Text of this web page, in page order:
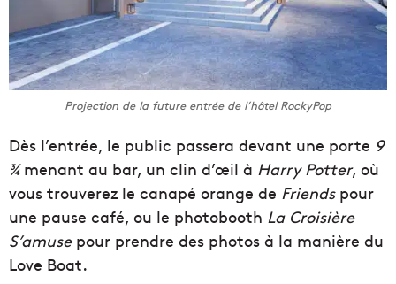
Projection de la future entrée de l’hôtel RockyPop
Dès l’entrée, le public passera devant une porte 9
¾menant au bar, un clin d’œil à Harry Potter, où
vous trouverez le canapé orange de Friendspour
une pause café, ou le photobooth La Croisière
S’amusepour prendre des photos à la manière du
Love Boat.